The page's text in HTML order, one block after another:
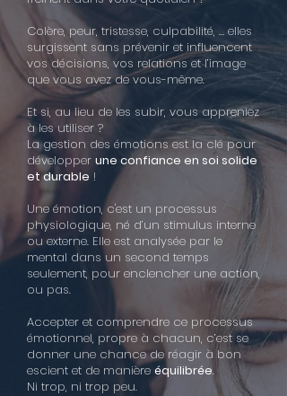
Colère, peur, tristesse, culpabilité, … elles
surgissent sans prévenir et influencent
vos décisions, vos relations et l’image
que vous avez de vous-même.
Et si, au lieu de les subir, vous appreniez
à les utiliser ?
La gestion des émotions est la clé pour
développer une confiance en soi solide
et durable !
Une émotion, c'est un processus
physiologique, né d’un stimulus interne
ou externe. Elle est analysée par le
mental dans un second temps
seulement, pour enclencher une action,
ou pas.
Accepter et comprendre ce processus
émotionnel, propre à chacun, c’est se
donner une chance de réagir à bon
escient et de manière équilibrée.
Ni trop, ni trop peu.